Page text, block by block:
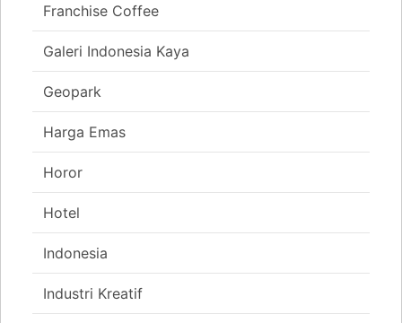
Franchise Coffee
Galeri Indonesia Kaya
Geopark
Harga Emas
Horor
Hotel
Indonesia
Industri Kreatif